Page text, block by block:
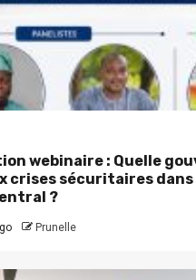
webinaire : Quelle
crises sécuritaires dans
?
Prunelle